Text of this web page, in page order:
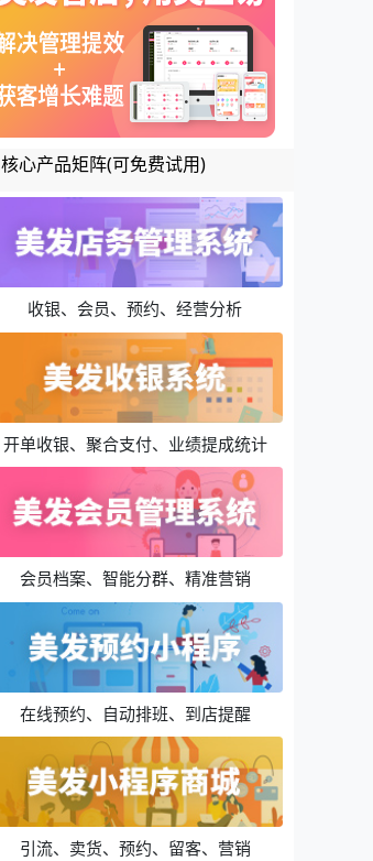
核心产品矩阵(可免费试用)
收银、会员、预约、经营分析
开单收银、聚合支付、业绩提成统计
会员档案、智能分群、精准营销
在线预约、自动排班、到店提醒
引流、卖货、预约、留客、营销